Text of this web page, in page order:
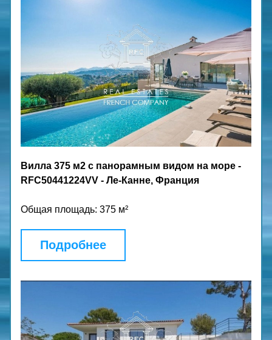
Вилла 375 м2 с панорамным видом на море -
RFC50441224VV - Ле-Канне, Франция
Общая площадь: 375 м²
Подробнее